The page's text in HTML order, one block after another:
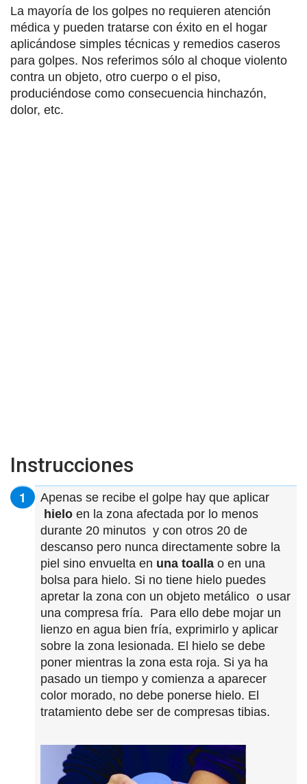
La mayoría de los golpes no requieren atención
médica y pueden tratarse con éxito en el hogar
aplicándose simples técnicas y remedios caseros
para golpes. Nos referimos sólo al choque violento
contra un objeto, otro cuerpo o el piso,
produciéndose como consecuencia hinchazón,
dolor, etc.
Instrucciones
Apenas se recibe el golpe hay que aplicar
hielo en la zona afectada por lo menos
durante 20 minutos y con otros 20 de
descanso pero nunca directamente sobre la
piel sino envuelta en una toalla o en una
bolsa para hielo. Si no tiene hielo puedes
apretar la zona con un objeto metálico o usar
una compresa fría. Para ello debe mojar un
lienzo en agua bien fría, exprimirlo y aplicar
sobre la zona lesionada. El hielo se debe
poner mientras la zona esta roja. Si ya ha
pasado un tiempo y comienza a aparecer
color morado, no debe ponerse hielo. El
tratamiento debe ser de compresas tibias.